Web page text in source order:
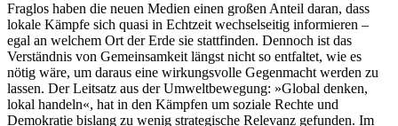
Fraglos haben die neuen Medien einen großen Anteil daran, dass
lokale Kämpfe sich quasi in Echtzeit wechselseitig informieren –
egal an welchem Ort der Erde sie stattfinden. Dennoch ist das
Verständnis von Gemeinsamkeit längst nicht so entfaltet, wie es
nötig wäre, um daraus eine wirkungsvolle Gegenmacht werden zu
lassen. Der Leitsatz aus der Umweltbewegung: »Global denken,
lokal handeln«, hat in den Kämpfen um soziale Rechte und
Demokratie bislang zu wenig strategische Relevanz gefunden. Im